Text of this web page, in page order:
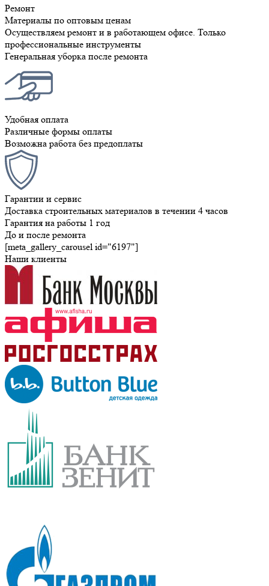
Ремонт
Материалы по оптовым ценам
Осуществляем ремонт и в работающем офисе. Только
профессиональные инструменты
Генеральная уборка после ремонта
Удобная оплата
Различные формы оплаты
Возможна работа без предоплаты
Гарантии и сервис
Доставка строительных материалов в течении 4 часов
Гарантия на работы 1 год
До и после ремонта
[meta_gallery_carousel id="6197"]
Наши клиенты